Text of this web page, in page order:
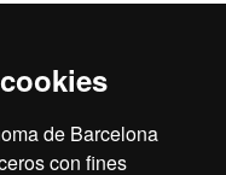
de Barcelona
con fines
país del que es